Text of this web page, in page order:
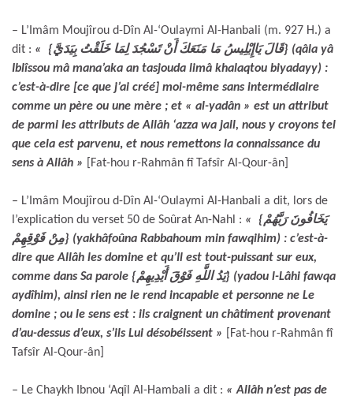
– L’Imâm Moujîrou d-Dîn Al-‘Oulaymi Al-Hanbali (m. 927 H.) a
dit : « {قَالَ يَاإِبْلِيسُ مَا مَنَعَكَ أَنْ تَسْجُدَ لِمَا خَلَقْتُ بِيَدَيَّ} (qâla yâ
Iblîssou mâ mana’aka an tasjouda limâ khalaqtou biyadayy) :
c’est-à-dire [ce que j’ai créé] moi-même sans intermédiaire
comme un père ou une mère ; et « al-yadân » est un attribut
de parmi les attributs de Allâh ‘azza wa jall, nous y croyons tel
que cela est parvenu, et nous remettons la connaissance du
sens à Allâh » [Fat-hou r-Rahmân fî Tafsîr Al-Qour-ân]
– L’Imâm Moujîrou d-Dîn Al-‘Oulaymi Al-Hanbali a dit, lors de
l’explication du verset 50 de Soûrat An-Nahl : « {يَخَافُونَ رَبَّهُمْ
مِنْ فَوْقِهِمْ} (yakhâfoûna Rabbahoum min fawqihim) : c’est-à-
dire que Allâh les domine et qu’Il est tout-puissant sur eux,
comme dans Sa parole {يَدُ اللَّهِ فَوْقَ أَيْدِيهِمْ} (yadou l-Lâhi fawqa
aydîhim), ainsi rien ne le rend incapable et personne ne Le
domine ; ou le sens est : ils craignent un châtiment provenant
d’au-dessus d’eux, s’ils Lui désobéissent »
[Fat-hou r-Rahmân fî
Tafsîr Al-Qour-ân]
– Le Chaykh Ibnou ‘Aqîl Al-Hambali a dit : « Allâh n’est pas de